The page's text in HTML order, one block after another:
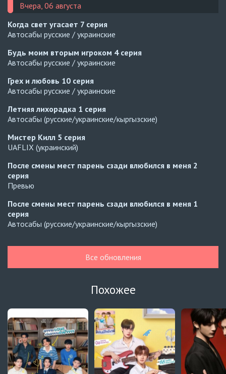
Вчера, 06 августа
Когда свет угасает 7 серия
Автосабы русские / украинские
Будь моим вторым игроком 4 серия
Автосабы русские / украинские
Грех и любовь 10 серия
Автосабы русские / украинские
Летняя лихорадка 1 серия
Автосабы (русские/украинские/кыргызские)
Мистер Килл 5 серия
UAFLIX (украинский)
После смены мест парень сзади влюбился в меня 2
серия
Превью
После смены мест парень сзади влюбился в меня 1
серия
Автосабы (русские/украинские/кыргызские)
Навечно влюблённые6 серия
BLDUB
Мистер Килл5 серия
AniDUB
Навечно влюблённые 6 серия
UAFLIX (украинский)
Все обновления
Похожее